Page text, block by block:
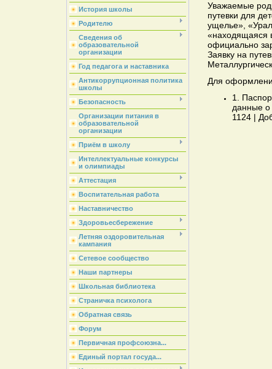
История школы
Родителю
Сведения об
образовательной
организации
Год педагога и наставника
Антикоррупционная политика
школы
Безопасность
Организации питания в
образовательной
организации
Приём в школу
Интеллектуальные конкурсы
и олимпиады
Аттестация
Воспитательная работа
Наставничество
Здоровьесбережение
Летняя оздоровительная
кампания
Сетевое сообщество
Наши партнеры
Школьная библиотека
Страничка психолога
Обратная связь
Форум
Первичная профсоюзна...
Единый портал госуда...
Уважаемые
путевки для
ущелье»,
«находящаяся
официально
Заявку на
Для
1.
данные о
1124 |